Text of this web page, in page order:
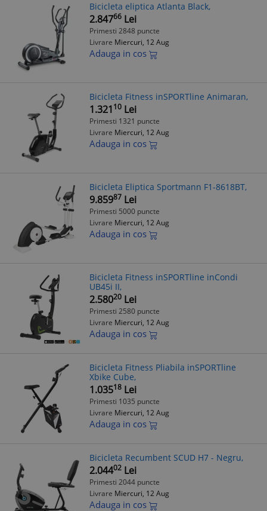
Bicicleta eliptica Atlanta Black,
2.84766 Lei
Primesti 2848 puncte
Livrare Miercuri, 12 Aug
Adauga in cos
Bicicleta Fitness inSPORTline Animaran,
1.32110 Lei
Primesti 1321 puncte
Livrare Miercuri, 12 Aug
Adauga in cos
Bicicleta Eliptica Sportmann F1-8618BT,
9.85987 Lei
Primesti 5000 puncte
Livrare Miercuri, 12 Aug
Adauga in cos
Bicicleta Fitness inSPORTline inCondi
UB45i II,
2.58020 Lei
Primesti 2580 puncte
Livrare Miercuri, 12 Aug
Adauga in cos
Bicicleta Fitness Pliabila inSPORTline
Xbike Cube,
1.03518 Lei
Primesti 1035 puncte
Livrare Miercuri, 12 Aug
Adauga in cos
Bicicleta Recumbent SCUD H7 - Negru,
2.04402 Lei
Primesti 2044 puncte
Livrare Miercuri, 12 Aug
Adauga in cos